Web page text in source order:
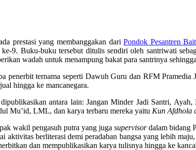
prestasi yang membanggakan dariPondok Pesantren
9. Buku-buku tersebut ditulis sendiri oleh santriwati
wadah untuk menampung bakat para santrinya
penerbit ternama seperti Dawuh Guru dan RFM
hingga ke mancanegara.
antara lain: Jangan Minder Jadi Santri, Ayah,
Mu’id, LML, dan karya terbaru mereka yaitu Kun Afdhola
wakil pengasuh putra yang juga supervisordalam bidang
aktivitas berliterasi demi peradaban bangsa yang lebih
dan mempublikasikan karya tulisnya hingga ke